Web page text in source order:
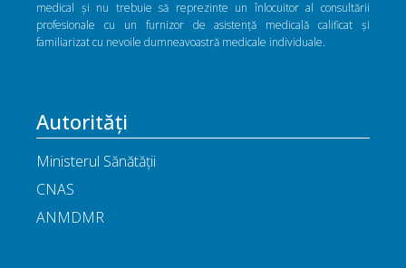
medical și nu trebuie să reprezinte un înlocuitor al consultării
profesionale cu un furnizor de asistență medicală calificat și
familiarizat cu nevoile dumneavoastră medicale individuale.
Autorități
Ministerul Sănătății
CNAS
ANMDMR